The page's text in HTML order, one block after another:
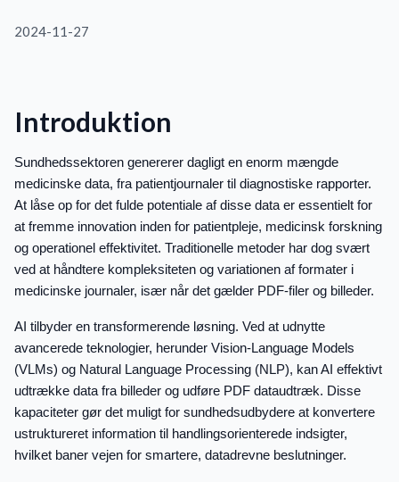
2024-11-27
Introduktion
Sundhedssektoren genererer dagligt en enorm mængde
medicinske data, fra patientjournaler til diagnostiske rapporter.
At låse op for det fulde potentiale af disse data er essentielt for
at fremme innovation inden for patientpleje, medicinsk forskning
og operationel effektivitet. Traditionelle metoder har dog svært
ved at håndtere kompleksiteten og variationen af formater i
medicinske journaler, især når det gælder PDF-filer og billeder.
AI tilbyder en transformerende løsning. Ved at udnytte
avancerede teknologier, herunder Vision-Language Models
(VLMs) og Natural Language Processing (NLP), kan AI effektivt
udtrække data fra billeder og udføre PDF dataudtræk. Disse
kapaciteter gør det muligt for sundhedsudbydere at konvertere
ustruktureret information til handlingsorienterede indsigter,
hvilket baner vejen for smartere, datadrevne beslutninger.